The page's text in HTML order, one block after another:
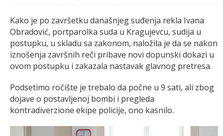
Kako je po završetku današnjeg suđenja rekla Ivana
Obradović, portparolka suda u Kragujevcu, sudija u
postupku, u skladu sa zakonom, naložila je da se nakon
iznošenja završnih reči pribave novi dopunski dokazi u
ovom postupku i zakazala nastavak glavnog pretresa.
Podsetimo ročište je trebalo da počne u 9 sati, ali zbog
dojave o postavljenoj bombi i pregleda
kontradiverzione ekipe policije, ono kasnilo.